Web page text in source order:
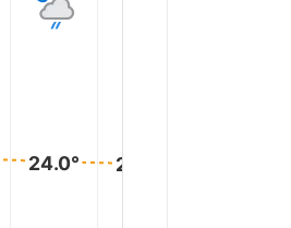
24.0° 24.0°